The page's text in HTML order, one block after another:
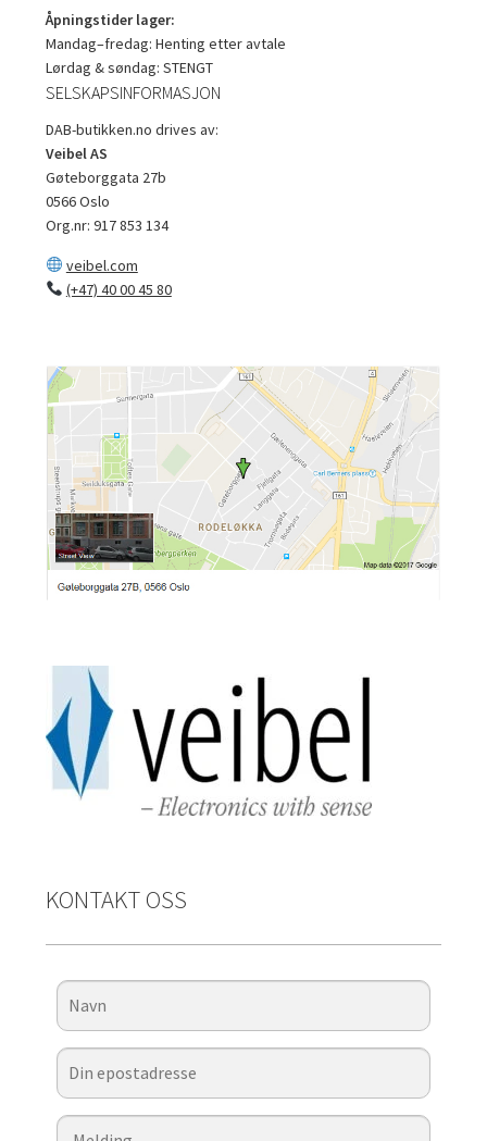
Åpningstider lager:
Mandag–fredag: Henting etter avtale
Lørdag & søndag: STENGT
SELSKAPSINFORMASJON
DAB-butikken.no drives av:
Veibel AS
Gøteborggata 27b
0566 Oslo
Org.nr: 917 853 134
veibel.com
(+47) 40 00 45 80
KONTAKT OSS